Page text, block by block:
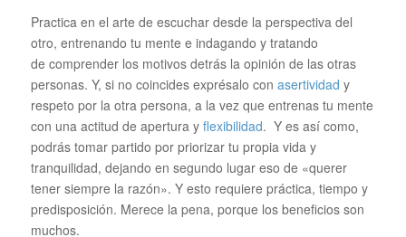
Practica en el arte de escuchar desde la perspectiva del
otro, entrenando tu mente e indagando y tratando
de comprender los motivos detrás la opinión de las otras
personas. Y, si no coincides exprésalo con asertividad y
respeto por la otra persona, a la vez que entrenas tu mente
con una actitud de apertura y flexibilidad. Y es así como,
podrás tomar partido por priorizar tu propia vida y
tranquilidad, dejando en segundo lugar eso de «querer
tener siempre la razón». Y esto requiere práctica, tiempo y
predisposición. Merece la pena, porque los beneficios son
muchos.